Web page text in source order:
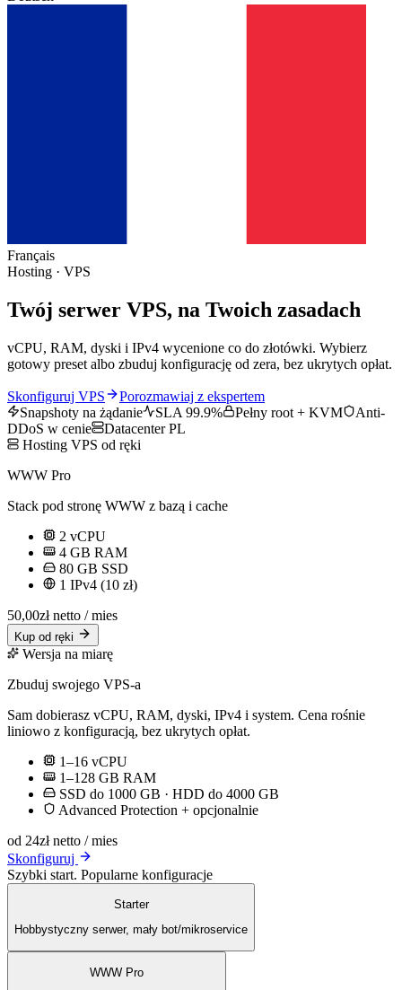
Français
Hosting · VPS
Twój serwer VPS, na Twoich zasadach
vCPU, RAM, dyski i IPv4 wycenione co do złotówki. Wybierz
gotowy preset albo zbuduj konfigurację od zera, bez ukrytych opłat.
Skonfiguruj VPS
Porozmawiaj z ekspertem
Snapshoty na żądanie
SLA 99.9% Pełny root + KVM
Anti-
DDoS w cenie
Datacenter PL
Hosting VPS od ręki
WWW Pro
Stack pod stronę WWW z bazą i cache
2 vCPU
4 GB RAM
80 GB SSD
1 IPv4 (10 zł)
50,00zł netto / mies
Kup od ręki
Wersja na miarę
Zbuduj swojego VPS-a
Sam dobierasz vCPU, RAM, dyski, IPv4 i system. Cena rośnie
liniowo z konfiguracją, bez ukrytych opłat.
1–16 vCPU
1–128 GB RAM
SSD do 1000 GB · HDD do 4000 GB
Advanced Protection + opcjonalnie
od 24zł netto / mies
Skonfiguruj
Szybki start. Popularne konfiguracje
Starter
Hobbystyczny serwer, mały bot/mikroservice
WWW Pro